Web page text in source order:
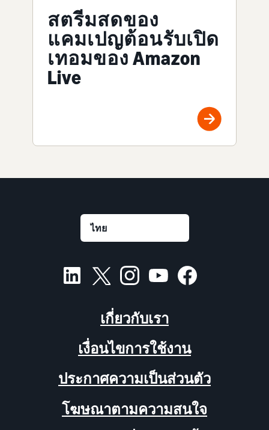
สตรีมสดของ
แคมเปญต้อนรับเปิด
เทอมของ Amazon
Live
เกี่ยวกับเรา
เงื่อนไขการใช้งาน
ประกาศความเป็นส่วนตัว
โฆษณาตามความสนใจ